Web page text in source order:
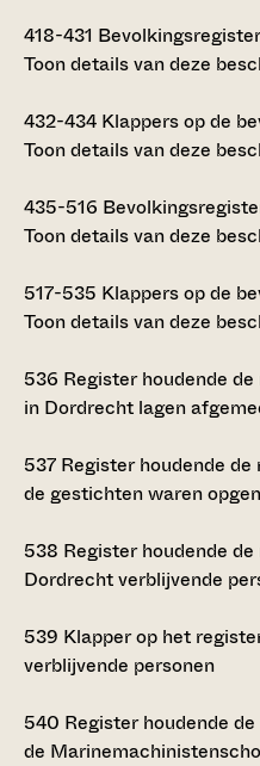
418-431
Toon details van deze
432-434 Klappers op de
Toon details van deze
435-516
Toon details van deze
517-535 Klappers op de
Toon details van deze
536 Register houdende
in Dordrecht lagen
537 Register houdende
de gestichten waren
538 Register houdende
Dordrecht verblijvende
539 Klapper op het
verblijvende personen
540 Register houdende
de